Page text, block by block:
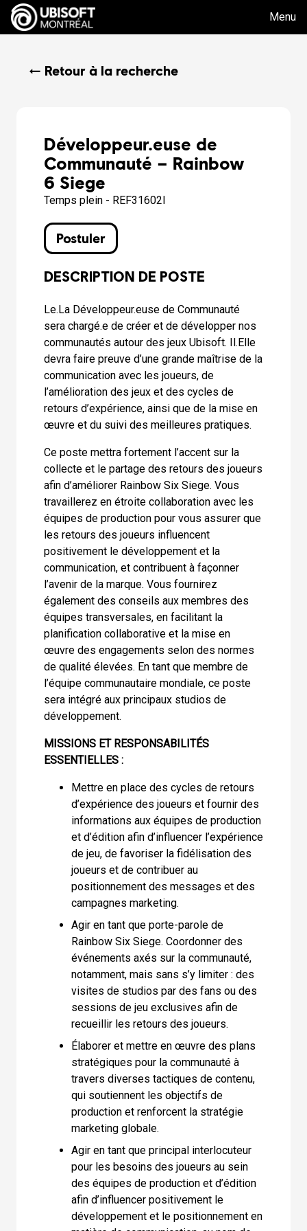
Menu
← Retour à la recherche
Développeur.euse de
Communauté – Rainbow
6 Siege
Temps plein - REF31602I
Postuler
DESCRIPTION DE POSTE
Le.La Développeur.euse de Communauté
sera chargé.e de créer et de développer nos
communautés autour des jeux Ubisoft. Il.Elle
devra faire preuve d’une grande maîtrise de la
communication avec les joueurs, de
l’amélioration des jeux et des cycles de
retours d’expérience, ainsi que de la mise en
œuvre et du suivi des meilleures pratiques.
Ce poste mettra fortement l’accent sur la
collecte et le partage des retours des joueurs
afin d’améliorer Rainbow Six Siege. Vous
travaillerez en étroite collaboration avec les
équipes de production pour vous assurer que
les retours des joueurs influencent
positivement le développement et la
communication, et contribuent à façonner
l’avenir de la marque. Vous fournirez
également des conseils aux membres des
équipes transversales, en facilitant la
planification collaborative et la mise en
œuvre des engagements selon des normes
de qualité élevées. En tant que membre de
l’équipe communautaire mondiale, ce poste
sera intégré aux principaux studios de
développement.
MISSIONS ET RESPONSABILITÉS
ESSENTIELLES :
Mettre en place des cycles de retours
d’expérience des joueurs et fournir des
informations aux équipes de production
et d’édition afin d’influencer l’expérience
de jeu, de favoriser la fidélisation des
joueurs et de contribuer au
positionnement des messages et des
campagnes marketing.
Agir en tant que porte-parole de
Rainbow Six Siege. Coordonner des
événements axés sur la communauté,
notamment, mais sans s’y limiter : des
visites de studios par des fans ou des
sessions de jeu exclusives afin de
recueillir les retours des joueurs.
Élaborer et mettre en œuvre des plans
stratégiques pour la communauté à
travers diverses tactiques de contenu,
qui soutiennent les objectifs de
production et renforcent la stratégie
marketing globale.
Agir en tant que principal interlocuteur
pour les besoins des joueurs au sein
des équipes de production et d’édition
afin d’influencer positivement le
développement et le positionnement en